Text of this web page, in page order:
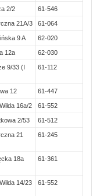
2/2 61-546
21A/3 61-064
9 A 62-020
12a 62-030
9/33 (I
61-112
12 61-447
16a/2 61-552
2/53 61-512
21
61-245
18a 61-361
14/23
61-552